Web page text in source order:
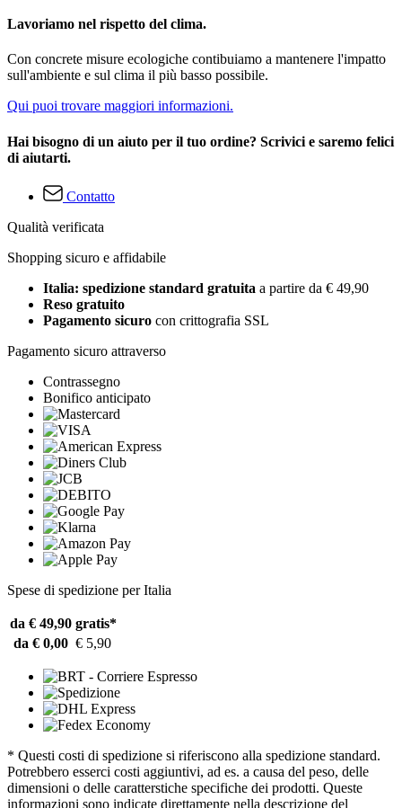
Lavoriamo nel rispetto del clima.
Con concrete misure ecologiche contibuiamo a mantenere l'impatto
sull'ambiente e sul clima il più basso possibile.
Qui puoi trovare maggiori informazioni.
Hai bisogno di un aiuto per il tuo ordine? Scrivici e saremo felici
di aiutarti.
Contatto
Qualità verificata
Shopping sicuro e affidabile
Italia: spedizione standard gratuita a partire da € 49,90
Reso gratuito
Pagamento sicuro con crittografia SSL
Pagamento sicuro attraverso
Contrassegno
Bonifico anticipato
Spese di spedizione per Italia
da € 49,90 gratis*
da € 0,00 € 5,90
* Questi costi di spedizione si riferiscono alla spedizione standard.
Potrebbero esserci costi aggiuntivi, ad es. a causa del peso, delle
dimensioni o delle caratterstiche specifiche dei prodotti. Queste
informazioni sono indicate direttamente nella descrizione del